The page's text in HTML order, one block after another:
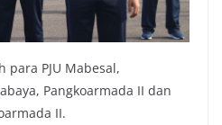
PJU Mabesal,
Pangkoarmada II dan
II.